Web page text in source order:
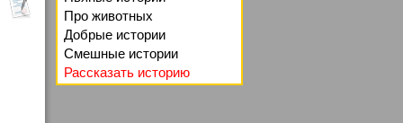
Про животных
Добрые истории
Смешные истории
Рассказать историю